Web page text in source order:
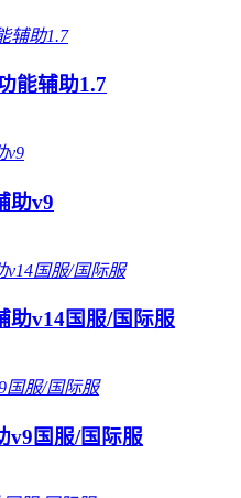
能辅助1.7
助v9
助v14国服/国际服
v9国服/国际服